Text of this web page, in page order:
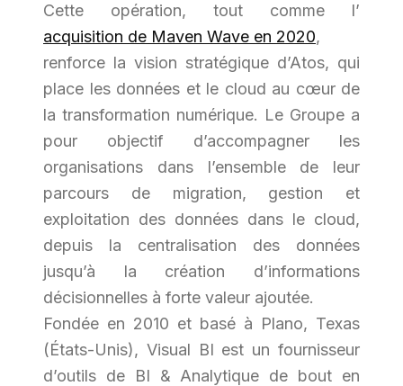
Cette opération, tout comme l’
acquisition de Maven Wave en 2020,
renforce la vision stratégique d’Atos, qui
place les données et le cloud au cœur de
la transformation numérique. Le Groupe a
pour objectif d’accompagner les
organisations dans l’ensemble de leur
parcours de migration, gestion et
exploitation des données dans le cloud,
depuis la centralisation des données
jusqu’à la création d’informations
décisionnelles à forte valeur ajoutée.
Fondée en 2010 et basé à Plano, Texas
(États-Unis), Visual BI est un fournisseur
d’outils de BI & Analytique de bout en